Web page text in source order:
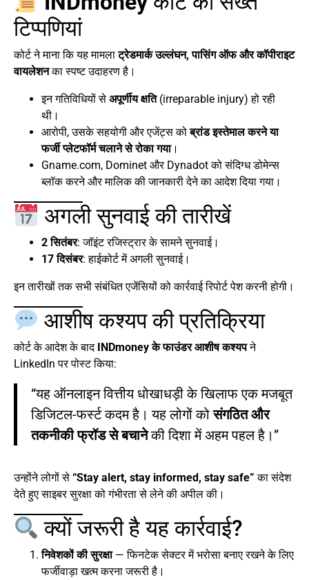
टिप्पणियां
कोर्ट ने माना कि यह मामलाट्रेडमार्क उल्लंघन, पासिंग ऑफ और कॉपीराइट
वायलेशनका स्पष्ट उदाहरण है।
इन गतिविधियों से अपूर्णीय क्षति(irreparable injury) हो रही
थी।
आरोपी, उसके सहयोगी और एजेंट्स कोब्रांड इस्तेमाल करने या
फर्जी प्लेटफॉर्म चलाने से रोका गया।
Gname.com, Dominet और Dynadot को संदिग्ध डोमेन्स
ब्लॉक करने और मालिक की जानकारी देने का आदेश दिया गया।
अगली सुनवाई की तारीखें
2 सितंबर: जॉइंट रजिस्ट्रार के सामने सुनवाई।
17 दिसंबर: हाईकोर्ट में अगली सुनवाई।
इन तारीखों तक सभी संबंधित एजेंसियों को कार्रवाई रिपोर्ट पेश करनी होगी।
आशीष कश्यप की प्रतिक्रिया
कोर्ट के आदेश के बाद INDmoney के फाउंडर आशीष कश्यपने
LinkedIn पर पोस्ट किया:
“यह ऑनलाइन वित्तीय धोखाधड़ी के खिलाफ एक मजबूत
डिजिटल-फर्स्ट कदम है। यह लोगों कोसंगठित और
तकनीकी फ्रॉड से बचानेकी दिशा में अहम पहल है।”
उन्होंने लोगों से “Stay alert, stay informed, stay safe” का संदेश
देते हुए साइबर सुरक्षा को गंभीरता से लेने की अपील की।
क्यों जरूरी है यह कार्रवाई?
निवेशकों की सुरक्षा— फिनटेक सेक्टर में भरोसा बनाए रखने के लिए
फर्जीवाड़ा खत्म करना जरूरी है।